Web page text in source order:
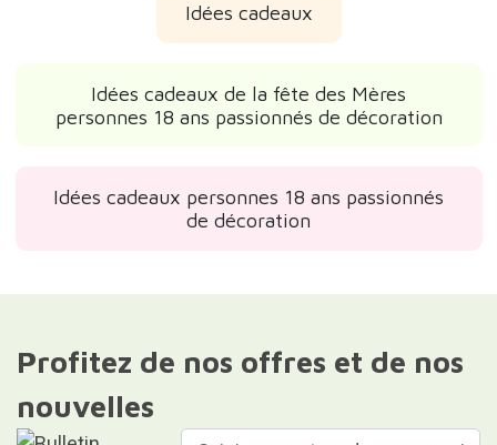
Idées cadeaux
Idées cadeaux de la fête des Mères
personnes 18 ans passionnés de décoration
Idées cadeaux personnes 18 ans passionnés
de décoration
Profitez de nos offres et de nos
nouvelles